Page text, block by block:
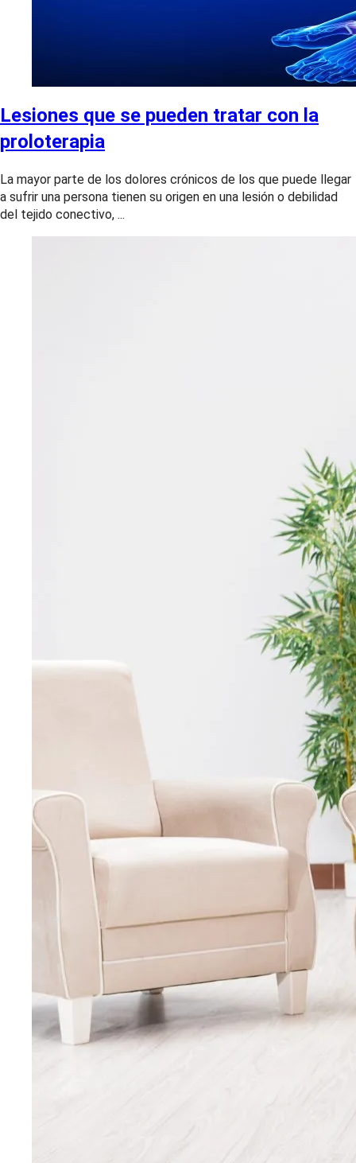
Lesiones que se pueden tratar con la
proloterapia
La mayor parte de los dolores crónicos de los que puede llegar
a sufrir una persona tienen su origen en una lesión o debilidad
del tejido conectivo, ...